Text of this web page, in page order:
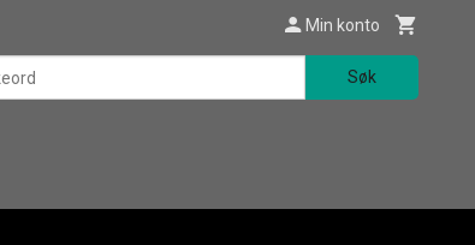
Min konto
Søk